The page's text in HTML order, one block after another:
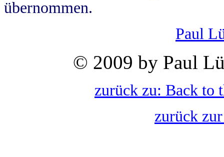
übernommen.
Paul
© 2009 by Paul
zurück zu: Back to
zurück